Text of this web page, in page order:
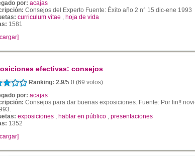
por: acajas
Consejos del Experto Fuente: Éxito año 2 n° 15 dic-ene 1993
curriculum vitae
hoja de vida
1581
efectivas: consejos
Ranking: 2.9/5.0 (69 votos)
por: acajas
Consejos para dar buenas exposiciones. Fuente: Por fin!!
exposiciones hablar en público
presentaciones
1352